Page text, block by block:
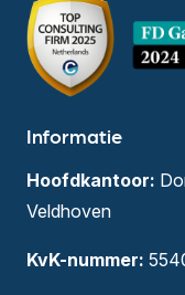
Informatie
Hoofdkantoor:
Veldhoven
KvK-nummer: